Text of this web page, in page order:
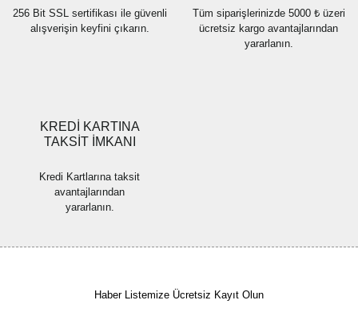
256 Bit SSL sertifikası ile güvenli
alışverişin keyfini çıkarın.
Tüm siparişlerinizde 5000 ₺ üzeri
ücretsiz kargo avantajlarından
yararlanın.
KREDİ KARTINA
TAKSİT İMKANI
Kredi Kartlarına taksit
avantajlarından
yararlanın.
Haber Listemize Ücretsiz Kayıt Olun